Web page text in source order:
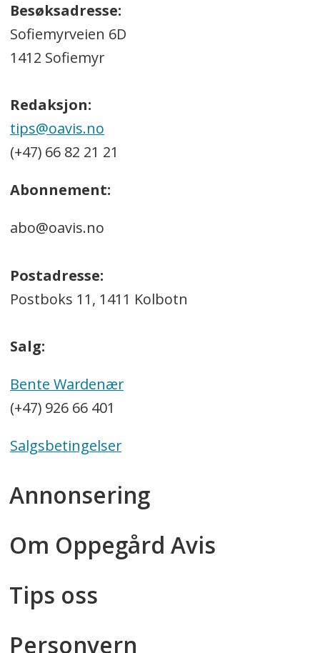
Besøksadresse:
Sofiemyrveien 6D
1412 Sofiemyr
Redaksjon:
tips@oavis.no
(+47) 66 82 21 21
Abonnement:
abo@oavis.no
Postadresse:
Postboks 11, 1411 Kolbotn
Salg:
Bente Wardenær
(+47) 926 66 401
Salgsbetingelser
Annonsering
Om Oppegård Avis
Tips oss
Personvern